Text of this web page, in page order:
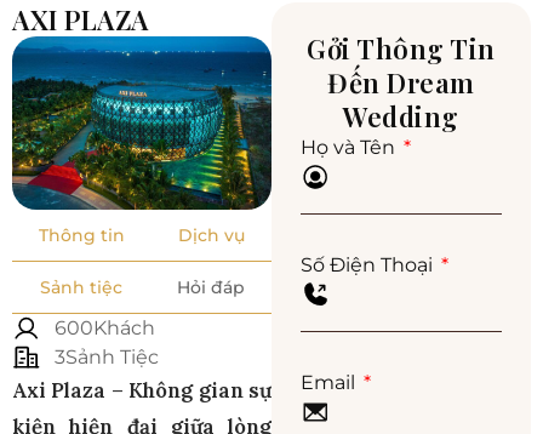
AXI PLAZA
Thông tin Dịch vụ
Sảnh tiệc Hỏi đáp
600Khách
3Sảnh Tiệc
Axi Plaza – Không gian sự
kiện hiện đại giữa lòng
Gởi Thông Tin
Đến Dream
Wedding
Họ và Tên
Số Điện Thoại
Email